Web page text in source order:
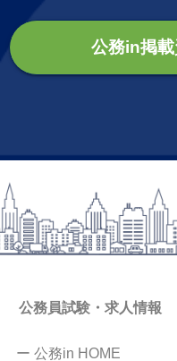
公務in掲
公務員試験・求人情報
ー 公務in HOME